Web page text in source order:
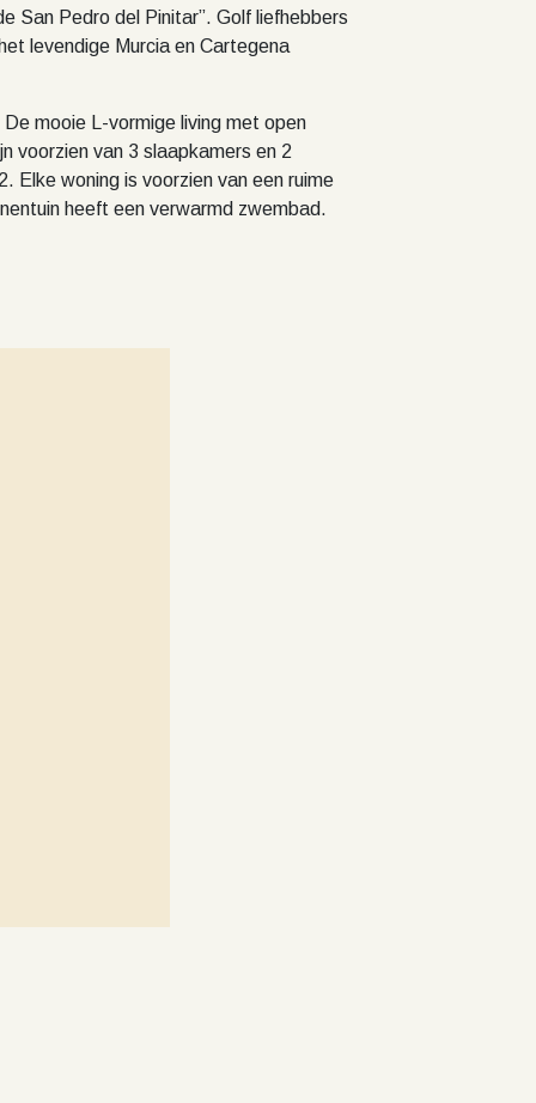
San Pedro del Pinitar”. Golf liefhebbers
levendige Murcia en Cartegena
mooie L-vormige living met open
voorzien van 3 slaapkamers en 2
Elke woning is voorzien van een ruime
heeft een verwarmd zwembad.